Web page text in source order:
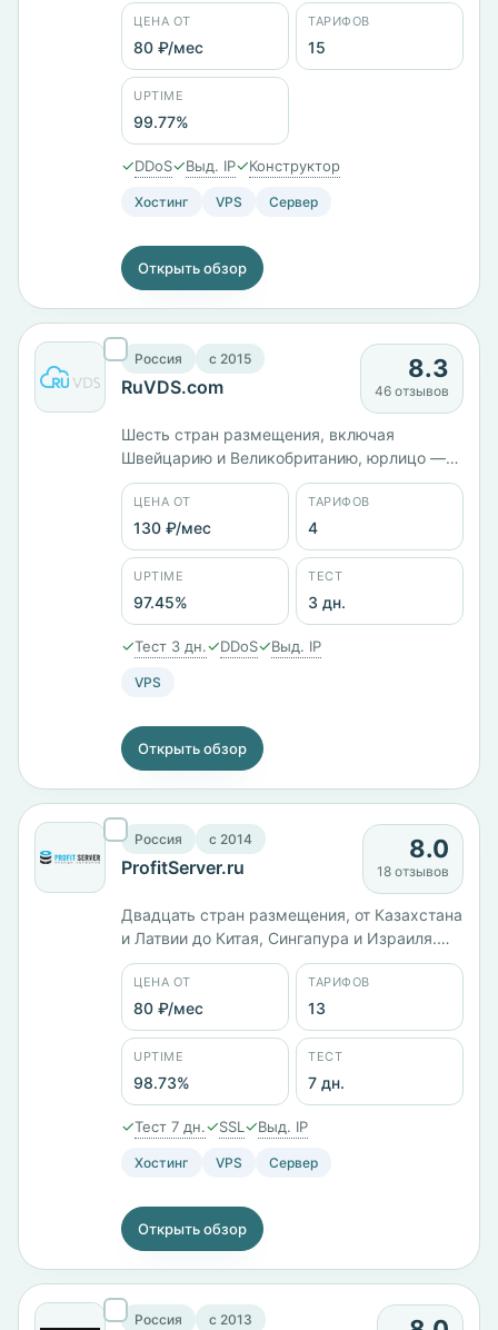
VPS на HDD с Ceph стоит 381 ₽/мес, на SSD
— 651 ₽/мес, на NVMe — 838 ₽/мес при
одинаковых 2 ГБ памяти. Всего 15 тарифов
от 80 ₽/мес, оплата картой МИР, через СБП
или Сбербанк Онлайн.
ЦЕНА ОТ
80 ₽/мес
ТАРИФОВ
15
UPTIME
99.77%
✓DDoS✓Выд. IP✓Конструктор
Хостинг VPS Сервер
Открыть обзор
Россия c 2015
RuVDS.com
8.3
46 отзывов
Шесть стран размещения, включая
Швейцарию и Великобританию, юрлицо —
ООО «МТ ФИНАНС». Линейка Drive NVMe
работает на Hyper-V: 2 ядра и 4 ГБ памяти
стоят 2729 ₽/мес, 6 ядер и 16 ГБ — 6029 ₽/
мес. Отдельно есть тариф с готовой
панелью Plesk за 719 ₽/мес. Заявленный
uptime — 97,45%.
ЦЕНА ОТ
130 ₽/мес
ТАРИФОВ
4
UPTIME
97.45%
ТЕСТ
3 дн.
✓Тест 3 дн.✓DDoS✓Выд. IP
VPS
Открыть обзор
Россия c 2014
ProfitServer.ru
8.0
18 отзывов
Двадцать стран размещения, от Казахстана
и Латвии до Китая, Сингапура и Израиля.
Юрлицо ООО «ИТК», работает с 2014 года.
Тринадцать тарифов от 80 ₽/мес: KVM-1 с 1
ГБ памяти стоит 990 ₽/мес, старший KVM-
12 с 64 ГБ и диском на 500 ГБ — 27 600 ₽/
мес. Панель ISPmanager, заявленный uptime
98,73%.
ЦЕНА ОТ
80 ₽/мес
ТАРИФОВ
13
UPTIME
98.73%
ТЕСТ
7 дн.
✓Тест 7 дн.✓SSL ✓Выд. IP
Хостинг VPS Сервер
Открыть обзор
Россия c 2013